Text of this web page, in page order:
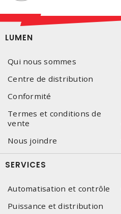
LUMEN
Qui nous sommes
Centre de distribution
Conformité
Termes et conditions de
vente
Nous joindre
SERVICES
Automatisation et contrôle
Puissance et distribution